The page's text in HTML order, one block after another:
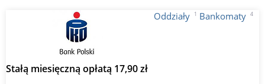
Oddziały 1 Bankomaty 4
Stałą miesięczną opłatą 17,90 zł